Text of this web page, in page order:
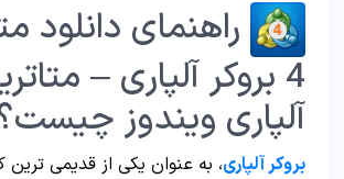
راهنمای دانلود
4 بروکر آلپاری –
آلپاری ویندوز
بروکر آلپاری، به عنوان یکی از قدیمی ترین